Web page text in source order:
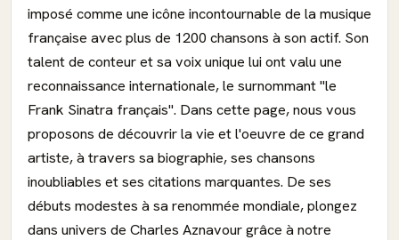
imposé comme une icône incontournable de la musique
française avec plus de 1200 chansons à son actif. Son
talent de conteur et sa voix unique lui ont valu une
reconnaissance internationale, le surnommant "le
Frank Sinatra français". Dans cette page, nous vous
proposons de découvrir la vie et l'oeuvre de ce grand
artiste, à travers sa biographie, ses chansons
inoubliables et ses citations marquantes. De ses
débuts modestes à sa renommée mondiale, plongez
dans univers de Charles Aznavour grâce à notre